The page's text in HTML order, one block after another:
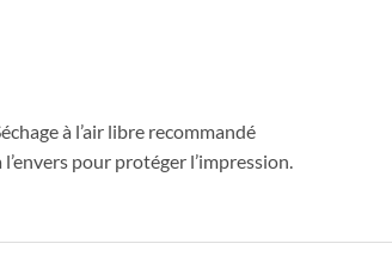
à l’air libre recommandé
pour protéger l’impression.